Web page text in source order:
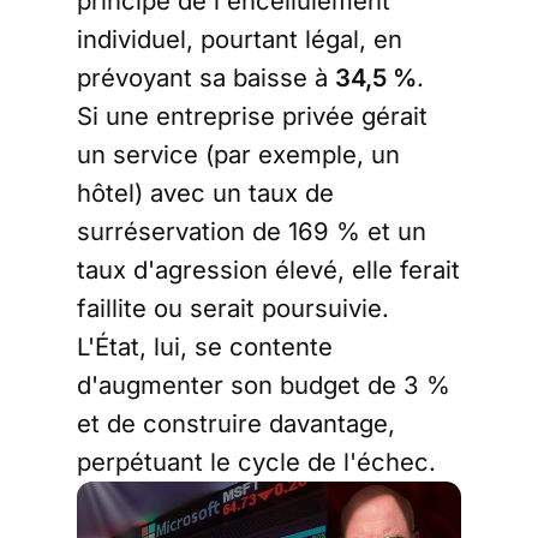
individuel, pourtant légal, en
prévoyant sa baisse à 34,5 %.
Si une entreprise privée gérait
un service (par exemple, un
hôtel) avec un taux de
surréservation de 169 % et un
taux d'agression élevé, elle ferait
faillite ou serait poursuivie.
L'État, lui, se contente
d'augmenter son budget de 3 %
et de construire davantage,
perpétuant le cycle de l'échec.